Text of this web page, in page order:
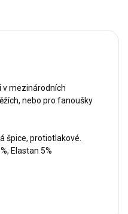
v mezinárodních
nebo pro fanoušky
špice, protiotlakové.
Elastan 5%